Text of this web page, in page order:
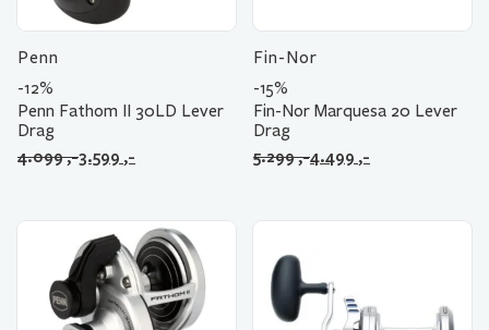
Penn
-12%
Penn Fathom II 30LD Lever
Drag
4.099,-
Opprinnelig
3.599 ,-
Nåværende
Fin-Nor
-15%
Fin-Nor Marquesa 20 Lever
Drag
5.299,-
Opprinnelig
4.499 ,-
Nåværende